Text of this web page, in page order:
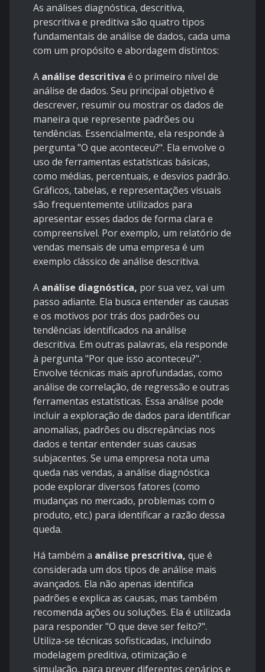
As análises diagnóstica, descritiva,
prescritiva e preditiva são quatro tipos
fundamentais de análise de dados, cada uma
com um propósito e abordagem distintos:
A análise descritiva é o primeiro nível de
análise de dados. Seu principal objetivo é
descrever, resumir ou mostrar os dados de
maneira que represente padrões ou
tendências. Essencialmente, ela responde à
pergunta "O que aconteceu?". Ela envolve o
uso de ferramentas estatísticas básicas,
como médias, percentuais, e desvios padrão.
Gráficos, tabelas, e representações visuais
são frequentemente utilizados para
apresentar esses dados de forma clara e
compreensível. Por exemplo, um relatório de
vendas mensais de uma empresa é um
exemplo clássico de análise descritiva.
A análise diagnóstica, por sua vez, vai um
passo adiante. Ela busca entender as causas
e os motivos por trás dos padrões ou
tendências identificados na análise
descritiva. Em outras palavras, ela responde
à pergunta "Por que isso aconteceu?".
Envolve técnicas mais aprofundadas, como
análise de correlação, de regressão e outras
ferramentas estatísticas. Essa análise pode
incluir a exploração de dados para identificar
anomalias, padrões ou discrepâncias nos
dados e tentar entender suas causas
subjacentes. Se uma empresa nota uma
queda nas vendas, a análise diagnóstica
pode explorar diversos fatores (como
mudanças no mercado, problemas com o
produto, etc.) para identificar a razão dessa
queda.
Há também a análise prescritiva, que é
considerada um dos tipos de análise mais
avançados. Ela não apenas identifica
padrões e explica as causas, mas também
recomenda ações ou soluções. Ela é utilizada
para responder "O que deve ser feito?".
Utiliza-se técnicas sofisticadas, incluindo
modelagem preditiva, otimização e
simulação, para prever diferentes cenários e